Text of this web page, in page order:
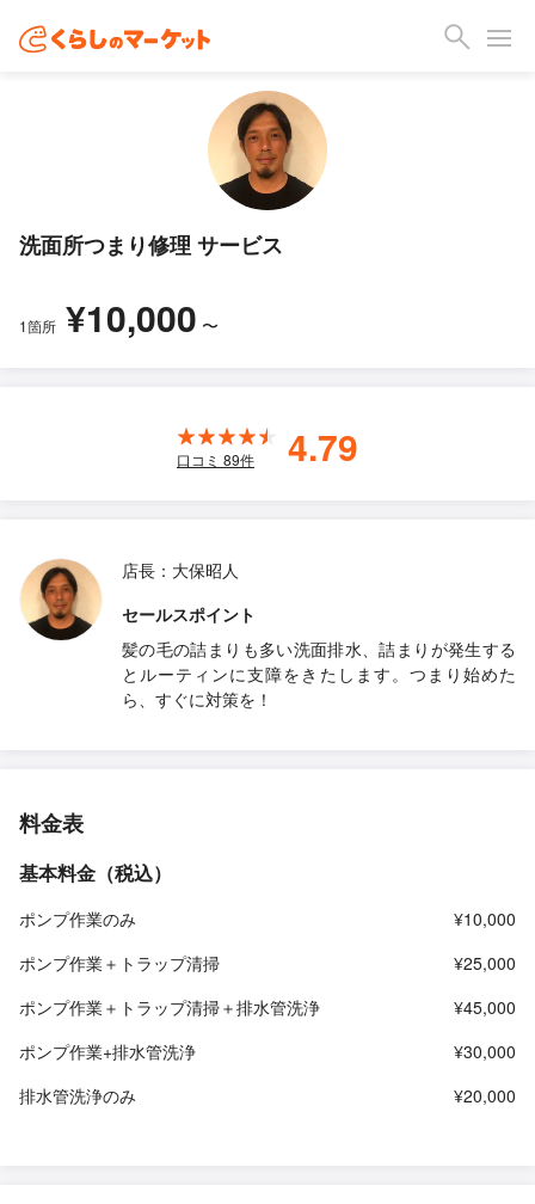
洗面所つまり修理 サービス
1箇所 ¥10,000 〜
口コミ 89件 4.79
店長：大保昭人
セールスポイント
髪の毛の詰まりも多い洗面排水、詰まりが発生する
とルーティンに支障をきたします。つまり始めた
ら、すぐに対策を！
料金表
基本料金（税込）
ポンプ作業のみ
¥10,000
ポンプ作業＋トラップ清掃
¥25,000
ポンプ作業＋トラップ清掃＋排水管洗浄
¥45,000
ポンプ作業+排水管洗浄
¥30,000
排水管洗浄のみ
¥20,000